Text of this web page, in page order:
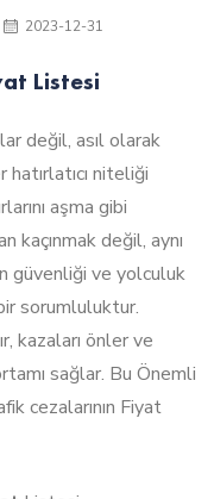
2023-12-31
Listesi
değil, asıl olarak
niteliği
aşma gibi
kaçınmak değil, aynı
güvenliği ve yolculuk
sorumluluktur.
kazaları önler ve
sağlar. Bu Önemli
cezalarının Fiyat